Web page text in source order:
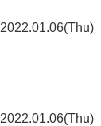
2022.01.06(Thu)
2022.01.06(Thu)